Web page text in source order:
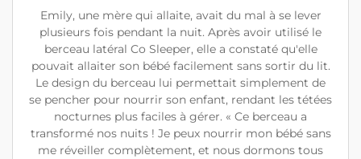
Emily, une mère qui allaite, avait du mal à se lever
plusieurs fois pendant la nuit. Après avoir utilisé le
berceau latéral Co Sleeper, elle a constaté qu'elle
pouvait allaiter son bébé facilement sans sortir du lit.
Le design du berceau lui permettait simplement de
se pencher pour nourrir son enfant, rendant les tétées
nocturnes plus faciles à gérer. « Ce berceau a
transformé nos nuits ! Je peux nourrir mon bébé sans
me réveiller complètement, et nous dormons tous